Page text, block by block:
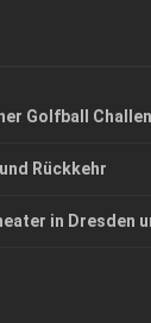
Golfball
Rückkehr
in Dresden